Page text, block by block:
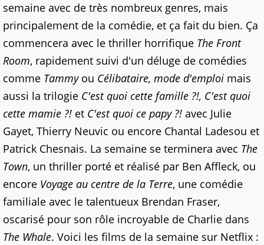
semaine avec de très nombreux genres, mais
principalement de la comédie, et ça fait du bien. Ça
commencera avec le thriller horrifique The Front
Room, rapidement suivi d'un déluge de comédies
comme Tammyou Célibataire, mode d'emploi mais
aussi la trilogie C'est quoi cette famille ?!, C'est quoi
cette mamie ?! et C'est quoi ce papy ?! avec Julie
Gayet, Thierry Neuvic ou encore Chantal Ladesou et
Patrick Chesnais. La semaine se terminera avec The
Town, un thriller porté et réalisé par Ben Affleck, ou
encore Voyage au centre de la Terre, une comédie
familiale avec le talentueux Brendan Fraser,
oscarisé pour son rôle incroyable de Charlie dans
The Whale. Voici les films de la semaine sur Netflix :